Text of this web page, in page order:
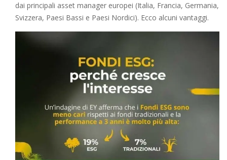
dai principali asset manager europei (Italia, Francia, Germania,
Svizzera, Paesi Bassi e Paesi Nordici). Ecco alcuni vantaggi.